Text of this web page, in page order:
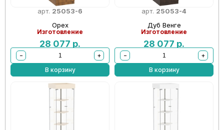
арт. 25053-6
Орех
Изготовление
28 077 р.
−
+
В корзину
арт. 25053-4
Дуб Венге
Изготовление
28 077 р.
−
+
В корзину